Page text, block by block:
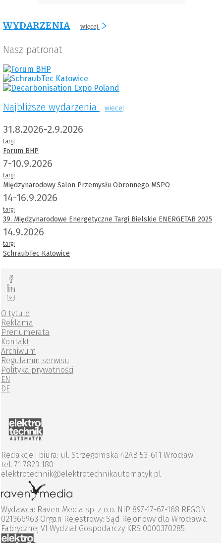
WYDARZENIA więcej
Nasz patronat
Najbliższe wydarzenia wiecej
31.8.2026-2.9.2026
targi
Forum BHP
7-10.9.2026
targi
Międzynarodowy Salon Przemysłu Obronnego MSPO
14-16.9.2026
targi
39. Międzynarodowe Energetyczne Targi Bielskie ENERGETAB 2025
14.9.2026
targi
SchraubTec Katowice
O tytule
Reklama
Prenumerata
Kontakt
Archiwum
Regulamin serwisu
Polityka prywatności
EN
DE
Redakcje i biura: ul. Strzegomska 42AB 53-611 Wrocław
tel. 71 7823 180
elektrotechnik@elektrotechnikautomatyk.pl
Wydawca: Raven Media sp. z o.o. NIP 897-17-67-168 REGON
021366963 Organ Rejestrowy: Sąd Rejonowy dla Wrocławia
Fabrycznej VI Wydział Gospodarczy KRS 0000370285